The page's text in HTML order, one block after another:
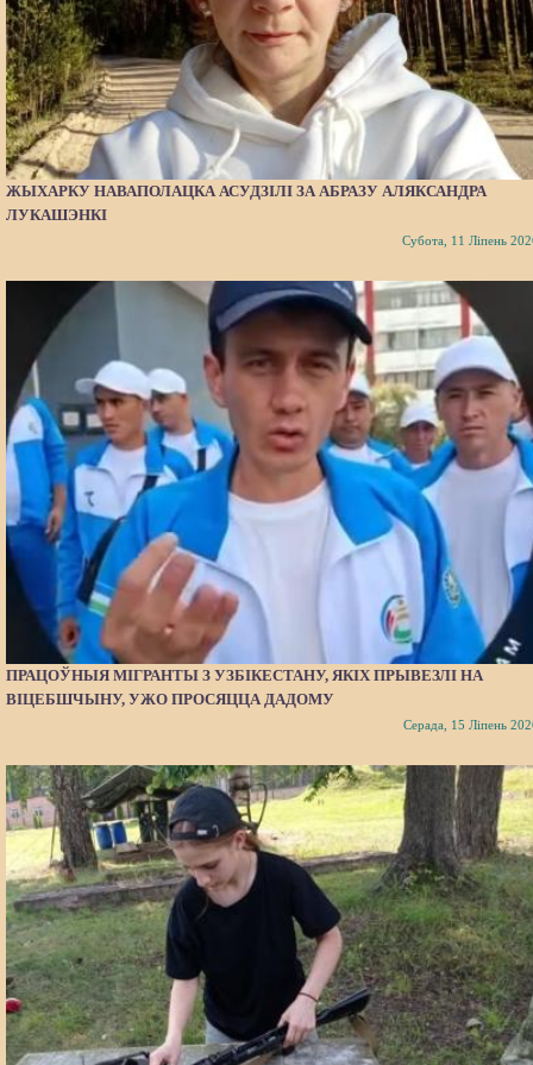
ЖЫХАРКУ НАВАПОЛАЦКА АСУДЗІЛІ ЗА АБРАЗУ АЛЯКСАНДРА
ЛУКАШЭНКІ
Субота, 11 Ліпень
ПРАЦОЎНЫЯ МІГРАНТЫ З УЗБІКЕСТАНУ, ЯКІХ ПРЫВЕЗЛІ НА
ВІЦЕБШЧЫНУ, УЖО ПРОСЯЦЦА ДАДОМУ
Серада, 15 Ліпень